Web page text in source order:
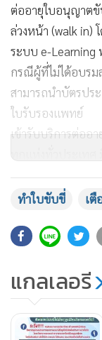
ต่ออายุใบอนุญาตขั
ล่วงหน้า (walk in)
ระบบ e-Learning
กรณีผู้ที่ไม่ได้อบรม
สามารถนำบัตรปร
ใบรับรองแพทย์
เข้ารับบริการต่ออ
ทุกแห่งทั่วประเทศ
ขับรถ (รวมค่าคำข
บาท
ทำใบขับขี่ เตื
แกลเลอรี